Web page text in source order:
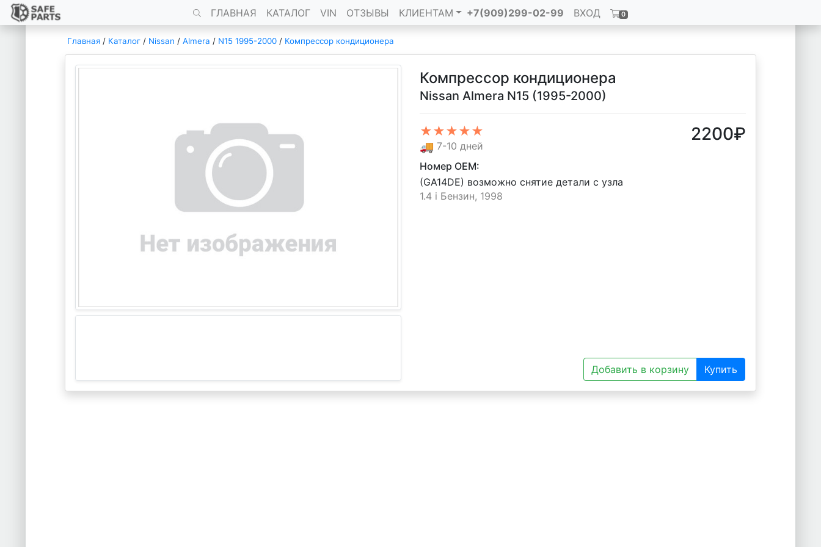
ГЛАВНАЯ КАТАЛОГ VIN ОТЗЫВЫ КЛИЕНТАМ +7(909)299-02-99 ВХОД 0
Главная / Каталог / Nissan / Almera / N15 1995-2000 / Компрессор кондиционера
Компрессор кондиционера
Nissan Almera N15 (1995-2000)
★★★★★
🚚 7-10 дней
2200₽
Номер OEM:
(GA14DE) возможно снятие детали с узла
1.4 i Бензин, 1998
Добавить в корзину Купить